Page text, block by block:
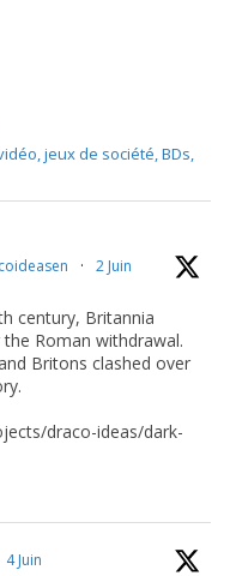
jeux de société, BDs,
· 2 Juin
century, Britannia
Roman withdrawal.
Britons clashed over
draco-ideas/dark-
4 Juin